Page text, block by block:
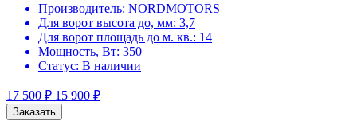
Производитель: NORDMOTORS
Для ворот высота до, мм: 3,7
Для ворот площадь до м. кв.: 14
Мощность, Вт: 350
Статус: В наличии
17 500₽ 15 900 ₽
Заказать